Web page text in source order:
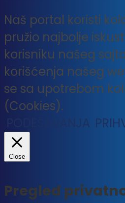
Naš portal koristi
pružio najbolje
korisniku našeg
korišćenja našeg
se sa upotrebom
(Cookies).
PODEŠAVANJA
Close
Pregled